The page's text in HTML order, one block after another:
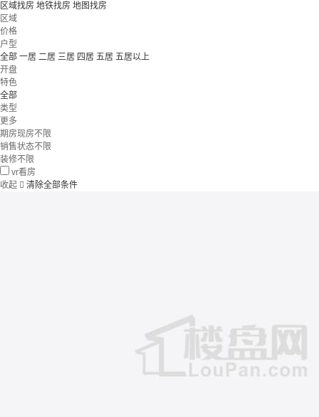
区域找房 地铁找房 地图找房
区域
价格
户型
全部 一居 二居 三居 四居 五居 五居以上
开盘
特色
全部
类型
更多
期房现房不限
销售状态不限
装修不限
vr看房
收起  清除全部条件